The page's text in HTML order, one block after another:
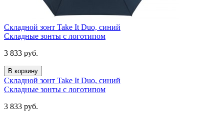
Складной зонт Take It Duo, синий
Складные зонты с логотипом
3 833 руб.
В корзину
Складной зонт Take It Duo, синий
Складные зонты с логотипом
3 833 руб.